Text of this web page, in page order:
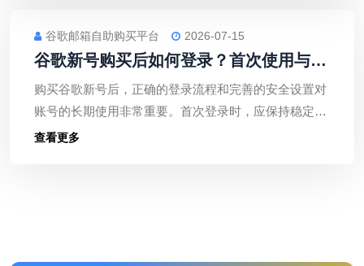
谷歌邮箱自助购买平台 2026-07-15
谷歌新号购买后如何登录？首次使用与安
全设置详细教程
购买谷歌新号后，正确的登录流程和完善的安全设置对
账号的长期使用非常重要。首次登录时，应保持稳定的
设备和网络环境，成功登录后及时修改密码，补充恢复
查看更多